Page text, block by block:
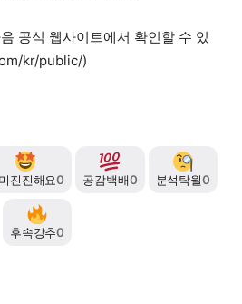
공식 웹사이트에서 확인할 수 있
kr/public/)
진진해요0 공감백배0 분석탁월0
후속강추0